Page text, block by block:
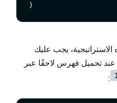
يجب عليك
عند تحميل فهرس لاحقًا عبر
: